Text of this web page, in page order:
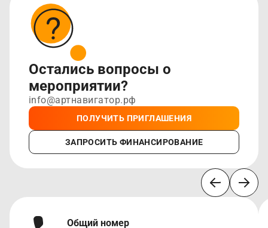
Остались вопросы о
мероприятии?
info@артнавигатор.рф
ПОЛУЧИТЬ ПРИГЛАШЕНИЯ
ЗАПРОСИТЬ ФИНАНСИРОВАНИЕ
Общий номер